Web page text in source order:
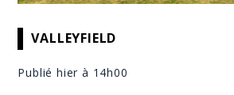
VALLEYFIELD
Publié hier à 14h00